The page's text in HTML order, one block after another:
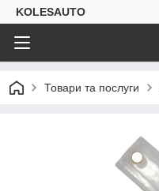
KOLESAUTO
Товари та послуги